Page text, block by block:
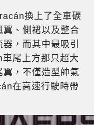
換上了全車碳
、側裙以及整合
，而其中最吸引
尾上方那只超大
，不僅造型帥氣
在高速行駛時帶